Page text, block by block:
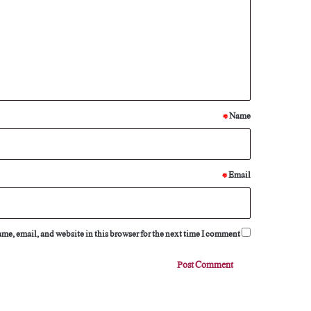
*
Name
*
Email
*
email, and website in this browser for the next time I comment.